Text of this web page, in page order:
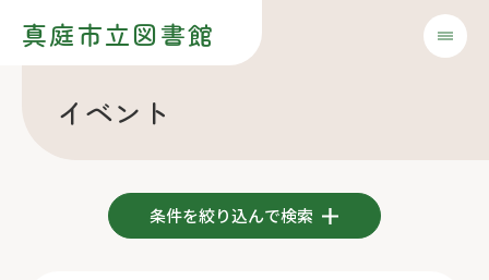
真庭市立図書館
イベント
条件を絞り込んで検索